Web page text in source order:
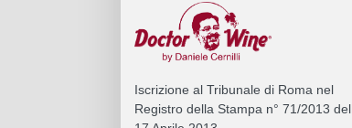
Iscrizione al Tribunale di Roma nel
Registro della Stampa n° 71/2013 del